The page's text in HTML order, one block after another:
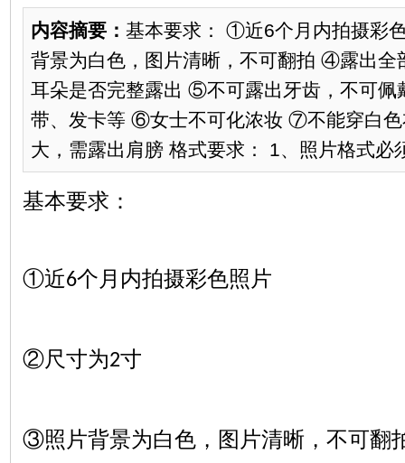
内容摘要： 基本要求： ①近6个月内拍摄彩
背景为白色，图片清晰，不可翻拍 ④露出全
耳朵是否完整露出 ⑤不可露出牙齿，不可佩
带、发卡等 ⑥女士不可化浓妆 ⑦不能穿白
大，需露出肩膀 格式要求： 1、照片格式必
基本要求：
①近6个月内拍摄彩色照片
②尺寸为2寸
③照片背景为白色，图片清晰，不可翻